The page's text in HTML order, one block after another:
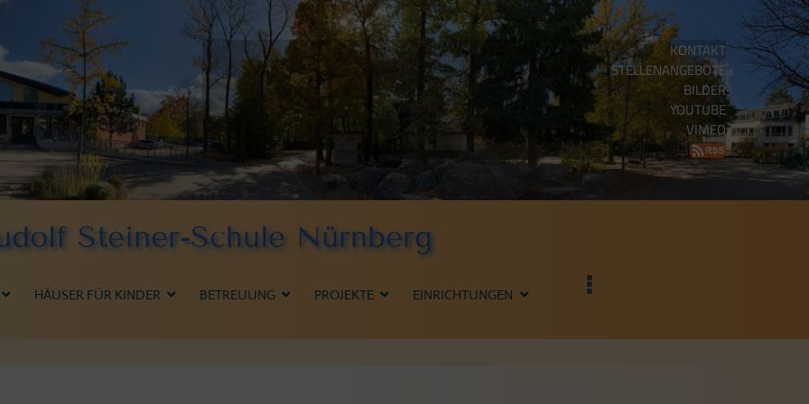
KONTAKT
STELLENANGEBOTE
BILDER
YOUTUBE
VIMEO
Steiner-Schule Nürnberg
HÄUSER FÜR KINDER BETREUUNG PROJEKTE EINRICHTUNGEN